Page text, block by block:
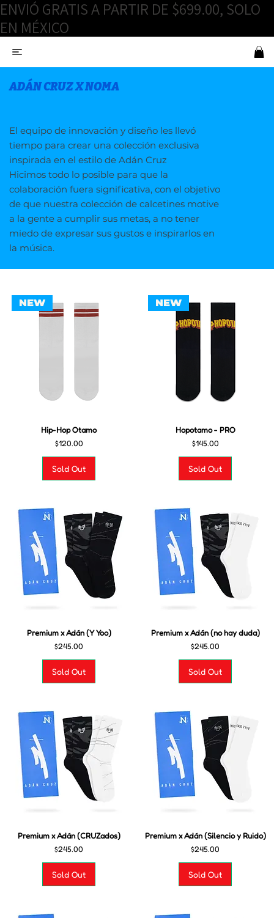
ENVIÓ GRATIS A PARTIR DE $699.00, SOLO
EN MÉXICO
ADÁN CRUZ X NOMA
El equipo de innovación y diseño les llevó
tiempo para crear una colección exclusiva
inspirada en el estilo de Adán Cruz
Hicimos todo lo posible para que la
colaboración fuera significativa, con el objetivo
de que nuestra colección de calcetines motive
a la gente a cumplir sus metas, a no tener
miedo de expresar sus gustos e inspirarlos en
la música.
NEW
Hip-Hop Otamo
Precio
$120.00
Sold Out
NEW
Hopotamo - PRO
Precio
$145.00
Sold Out
Premium x Adán (Y Yoo)
Precio
$245.00
Sold Out
Premium x Adán (no hay duda)
Precio
$245.00
Sold Out
Premium x Adán (CRUZados)
Precio
$245.00
Sold Out
Premium x Adán (Silencio y Ruido)
Precio
$245.00
Sold Out